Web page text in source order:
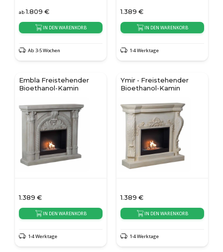
ab 1.809 €
IN DEN WARENKORB
Ab 3-5 Wochen
1.389 €
IN DEN WARENKORB
1-4 Werktage
Embla Freistehender
Bioethanol-Kamin
1.389 €
IN DEN WARENKORB
1-4 Werktage
Ymir - Freistehender
Bioethanol-Kamin
1.389 €
IN DEN WARENKORB
1-4 Werktage